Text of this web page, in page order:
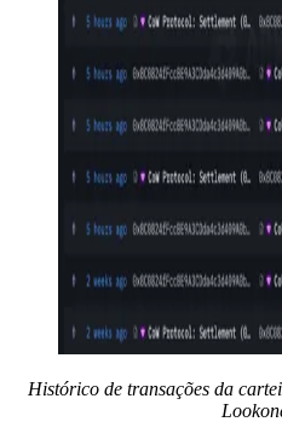
Histórico de transações da